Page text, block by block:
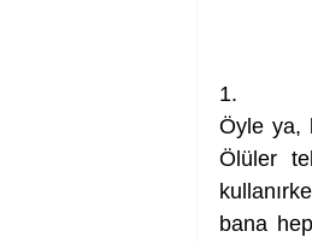
1.
Öyle ya,
Ölüler
bana